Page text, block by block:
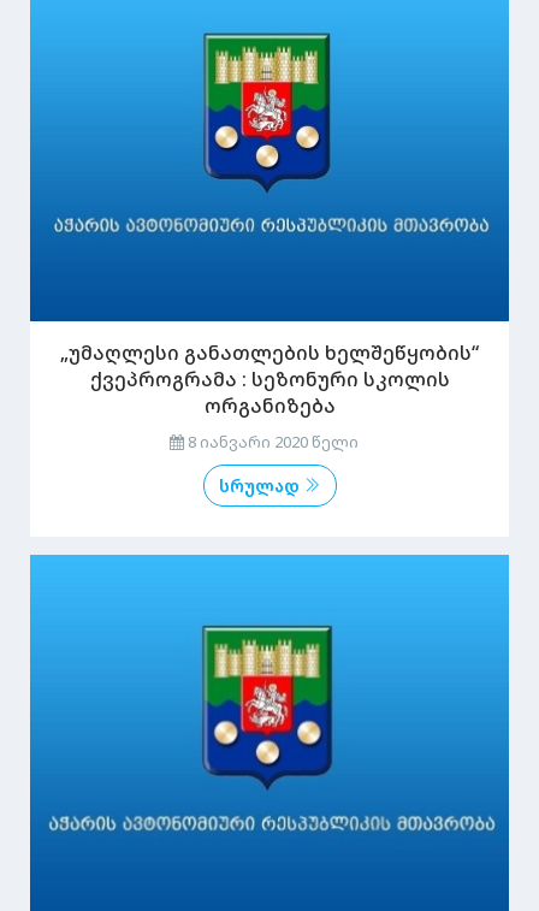
„უმაღლესი განათლების ხელშეწყობის“
ქვეპროგრამა : სეზონური სკოლის
ორგანიზება
8 იანვარი 2020 წელი
სრულად